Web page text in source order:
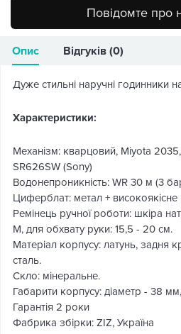
Повідомте про
Опис Відгуків (0)
Дуже стильні наручні годинники
Характеристики:
Механізм: кварцовий, Miyota
SR626SW (Sony)
Водонепроникність: WR 30 м (3
Циферблат: метал +
Ремінець ручної роботи: шкіра
М, для обхвату руки: 15,5 - 20 см.
Матеріал корпусу: латунь, задня
сталь.
Скло: мінеральне.
Габарити корпусу: діаметр - 38
Гарантія 2 роки
Фабрика збірки: ZIZ, Україна